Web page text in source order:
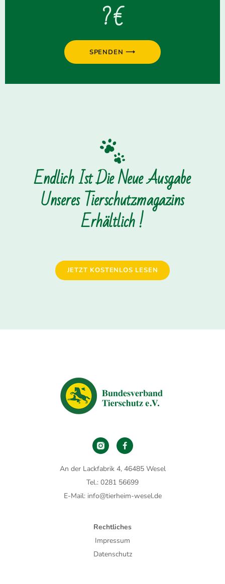
? €
SPENDEN ⟶
Endlich Ist Die Neue Ausgabe
Unseres Tierschutzmagazins
Erhältlich !
JETZT KOSTENLOS LESEN
An der Lackfabrik 4, 46485 Wesel
Tel.: 0281 56699
E-Mail: info@tierheim-wesel.de
Rechtliches
Impressum
Datenschutz